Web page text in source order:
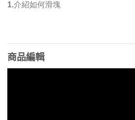
1.介紹如何滑塊
商品編輯